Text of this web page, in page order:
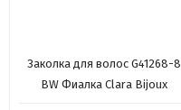
Заколка для волос G41268-8
BW Фиалка Clara Bijoux